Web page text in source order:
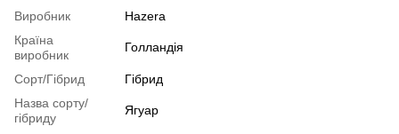
Виробник
Hazera
Країна
виробник
Голландія
Сорт/Гібрид
Гібрид
Назва сорту/
гібриду
Ягуар